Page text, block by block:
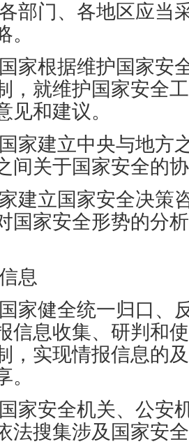
部门、各地区应当
家根据维护国家安
，就维护国家安全
见和建议。
家建立中央与地方
间关于国家安全的
建立国家安全决策
国家安全形势的分
息
家健全统一归口、
信息收集、研判和
，实现情报信息的
家安全机关、公安
法搜集涉及国家安